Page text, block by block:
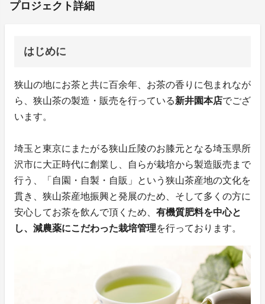
プロジェクト詳細
はじめに
狭山の地にお茶と共に百余年、お茶の香りに包まれなが
ら、狭山茶の製造・販売を行っている新井園本店でござ
います。
埼玉と東京にまたがる狭山丘陵のお膝元となる埼玉県所
沢市に大正時代に創業し、自らが栽培から製造販売まで
行う、「自園・自製・自販」という狭山茶産地の文化を
貫き、狭山茶産地振興と発展のため、そして多くの方に
安心してお茶を飲んで頂くため、 有機質肥料を中心と
し、減農薬にこだわった栽培管理を行っております。